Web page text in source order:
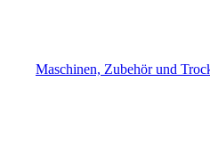
Maschinen, Zubehör und